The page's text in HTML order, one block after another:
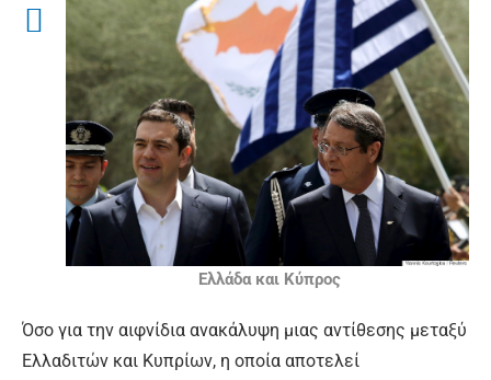
Ελλάδα και Κύπρος
Όσο για την αιφνίδια ανακάλυψη μιας αντίθεσης μεταξύ
Ελλαδιτών και Κυπρίων, η οποία αποτελεί